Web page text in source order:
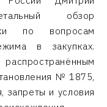
обзор
по вопросам
в закупках.
№ 1875,
запреты и условия